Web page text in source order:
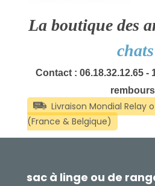
La boutique des
chats
Contact : 06.18.32.12.65 -
sac à linge ou de